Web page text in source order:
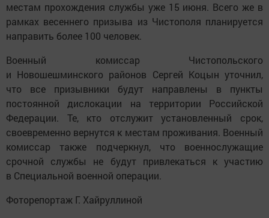
местам прохождения службы уже 15 июня. Всего же в
рамках весеннего призыва из Чистополя планируется
направить более 100 человек.
Военный комиссар Чистопольского
и Новошешминского районов Сергей Коцын уточнил,
что все призывники будут направлены в пункты
постоянной дислокации на территории Российской
Федерации. Те, кто отслужит установленный срок,
своевременно вернутся к местам проживания. Военный
комиссар также подчеркнул, что военнослужащие
срочной службы не будут привлекаться к участию
в Специальной военной операции.
Фоторепортаж Г. Хайруллиной